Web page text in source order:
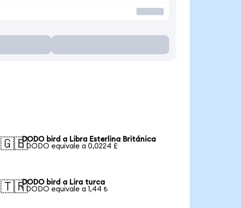
🇬🇧DODO bird a Libra Esterlina Británica
1 DODO equivale a 0,0224 £
🇹🇷DODO bird a Lira turca
1 DODO equivale a 1,44 ₺